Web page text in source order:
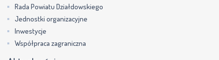
Rada Powiatu Działdowskiego
Jednostki organizacyjne
Inwestycje
Współpraca zagraniczna